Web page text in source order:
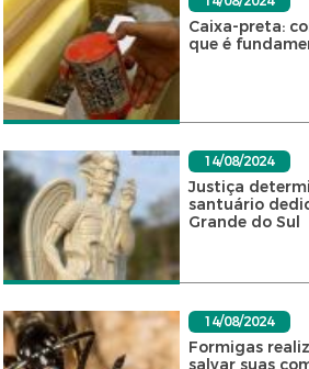
Caixa-preta:
que é
14/08/2024
Justiça
santuário
Grande do Sul
14/08/2024
Formigas
salvar suas